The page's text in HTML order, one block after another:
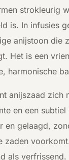
strokleurig
is. In infusies
anijstoon die
Het is een
harmonische
anijszaad zich
en een
en gelaagd,
zaden
als verfrissend.